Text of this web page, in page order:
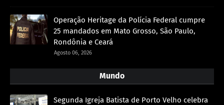
Operação Heritage da Polícia Federal cumpre
25 mandados em Mato Grosso, São Paulo,
Rondônia e Ceará
Agosto 06, 2026
Mundo
Segunda Igreja Batista de Porto Velho celebra